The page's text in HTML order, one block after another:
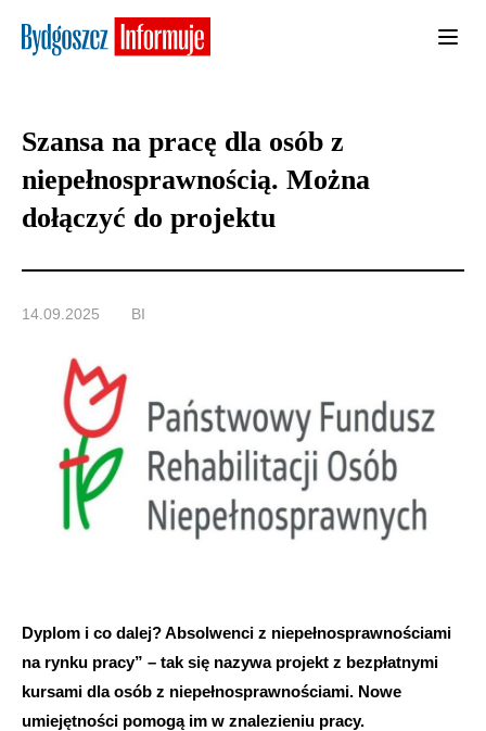
Szansa na pracę dla osób z
niepełnosprawnością. Można
dołączyć do projektu
14.09.2025 BI
Dyplom i co dalej? Absolwenci z niepełnosprawnościami
na rynku pracy” – tak się nazywa projekt z bezpłatnymi
kursami dla osób z niepełnosprawnościami. Nowe
umiejętności pomogą im w znalezieniu pracy.